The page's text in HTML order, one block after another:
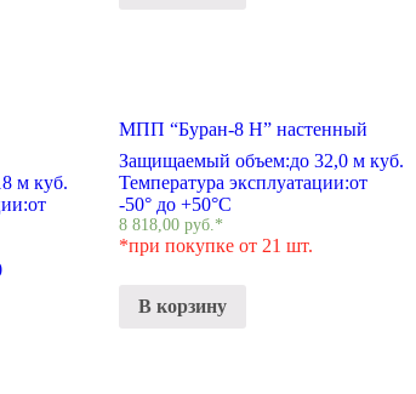
м куб.
от
МПП “Буран-8 Н” настенный
Защищаемый объем:до 32,0 м куб.
Температура эксплуатации:от
-50° до +50°С
8 818,00руб.*
*при покупке от 21 шт.
В корзину